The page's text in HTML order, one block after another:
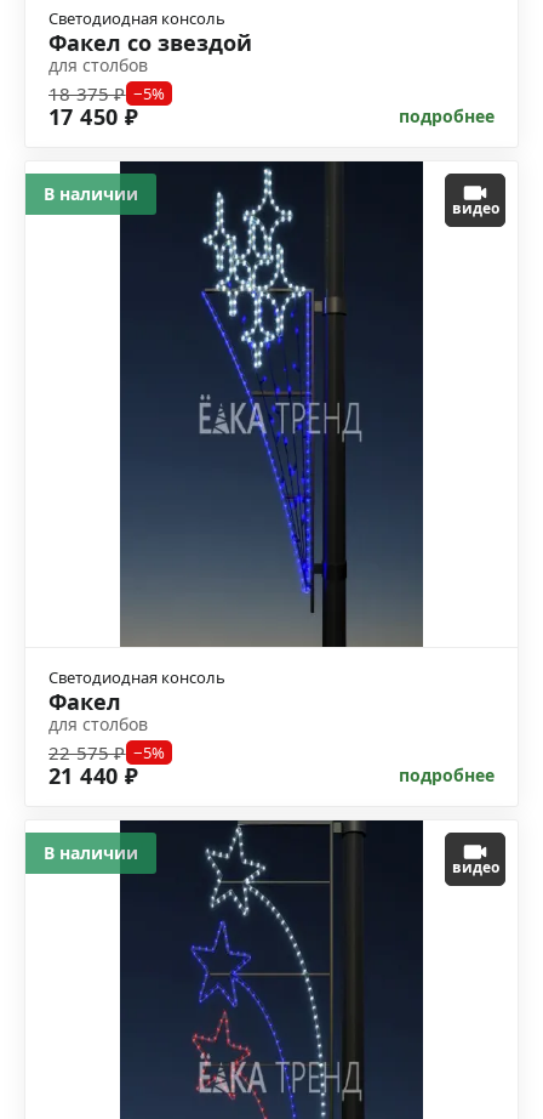
Светодиодная консоль
Факел со звездой
для столбов
18 375 ₽ −5%
17 450 ₽ подробнее
видео
Светодиодная консоль
Факел
для столбов
22 575 ₽ −5%
21 440 ₽ подробнее
В наличии
видео
В наличии